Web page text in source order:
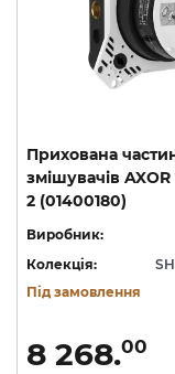
Прихована
змішувачів
2 (01400180)
Виробник:
Колекція:
Під замовлення
8 268.00